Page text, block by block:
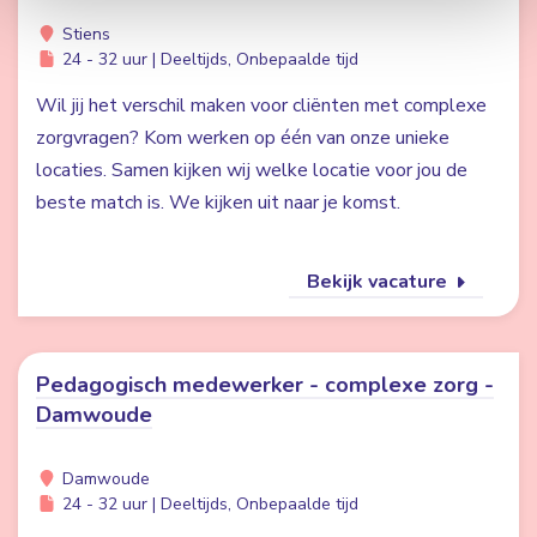
Stiens
24 - 32 uur | Deeltijds, Onbepaalde tijd
Wil jij het verschil maken voor cliënten met complexe
zorgvragen? Kom werken op één van onze unieke
locaties. Samen kijken wij welke locatie voor jou de
beste match is. We kijken uit naar je komst.
Bekijk vacature
Pedagogisch medewerker - complexe zorg -
Damwoude
Damwoude
24 - 32 uur | Deeltijds, Onbepaalde tijd